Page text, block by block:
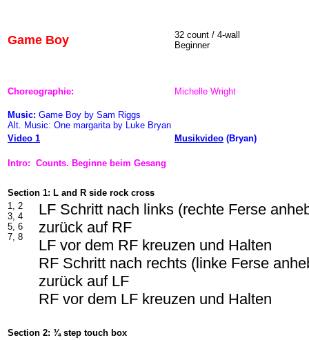
Game Boy
32 count / 4-wall
Beginner
Choreographie: Michelle Wright
Music: Game Boy by Sam Riggs
Alt. Music: One margarita by Luke Bryan
Video 1
Musikvideo (Bryan)
Intro: Counts. Beginne beim Gesang
Section 1: L and R side rock cross
1, 2
3, 4
5, 6
7, 8
LF Schritt nach links (rechte Ferse
zurück auf RF
LF vor dem RF kreuzen und Halten
RF Schritt nach rechts (linke Ferse
zurück auf LF
RF vor dem LF kreuzen und Halten
Section 2: ¾ step touch box